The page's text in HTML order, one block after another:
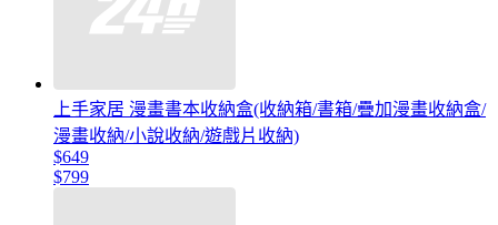
上手家居 漫畫書本收納盒(收納箱/書箱/疊加漫畫收納盒/
漫畫收納/小說收納/遊戲片收納)
$649
$799